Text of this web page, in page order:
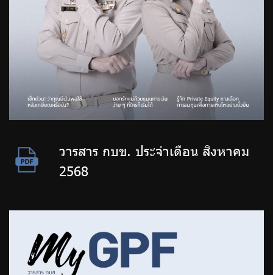
วารสาร กบข. ประจำเดือน สิงหาคม
2568